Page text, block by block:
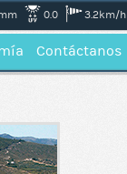
0.0 3.2km/h
Contáctanos